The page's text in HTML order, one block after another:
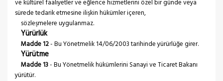
ve kültürel faaliyetler ve eğlence hizmetlerini özel bir günde veya
sürede tedarik etmesine ilişkin hükümler içeren,
sözleşmelere uygulanmaz.
Yürürlük
Madde 12- Bu Yönetmelik 14/06/2003 tarihinde yürürlüğe girer.
Yürütme
Madde 13- Bu Yönetmelik hükümlerini Sanayi ve Ticaret Bakanı
yürütür.